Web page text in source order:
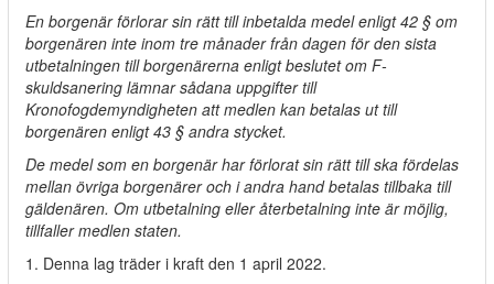
En borgenär förlorar sin rätt till inbetalda medel enligt 42 § om
borgenären inte inom tre månader från dagen för den sista
utbetalningen till borgenärerna enligt beslutet om F-
skuldsanering lämnar sådana uppgifter till
Kronofogdemyndigheten att medlen kan betalas ut till
borgenären enligt 43 § andra stycket.
De medel som en borgenär har förlorat sin rätt till ska fördelas
mellan övriga borgenärer och i andra hand betalas tillbaka till
gäldenären. Om utbetalning eller återbetalning inte är möjlig,
tillfaller medlen staten.
1. Denna lag träder i kraft den 1 april 2022.